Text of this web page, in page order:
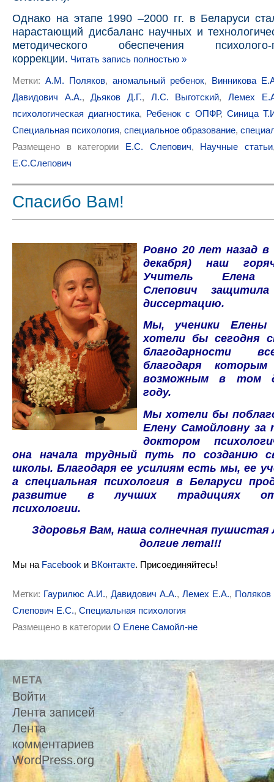
Однако на этапе 1990 –2000 гг. в Беларуси
нарастающий дисбаланс научных и
методического обеспечения психолого-
коррекции. Читать запись полностью »
Метки: А.М. Поляков, аномальный ребенок, Винникова
Давидович А.А.,Дьяков Д.Г., Л.С. Выготский,Лемех
психологическая диагностика, Ребенок с ОПФР, Синица
Специальная психология, специальное образование,
Размещено в категории Е.С. Слепович, Научные статьи
Е.С.Слепович
Спасибо Вам!
Ровно 20 лет назад
декабря) наш
Учитель Елена
Слепович
диссертацию.
Мы, ученики Елены
хотели бы сегодня
благодарности
благодаря
возможным в том
году.
Мы хотели бы
Елену Самойловну
доктором
она начала трудный путь по созданию
школы. Благодаря ее усилиям есть мы, ее
а специальная психология в Беларуси
развитие в лучших традициях
психологии.
Здоровья Вам, наша солнечная пушистая
долгие лета!!!
Мы на Facebook и ВКонтакте. Присоединяйтесь!
Метки: Гаурилюс А.И., Давидович А.А., Лемех Е.А.,
Слепович Е.С., Специальная психология
Размещено в категории О Елене Самойл-не
МЕТА
Войти
Лента записей
Лента
комментариев
WordPress.org